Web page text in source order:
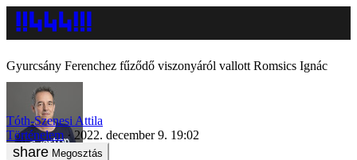
Gyurcsány Ferenchez fűződő viszonyáról vallott Romsics Ignác
Tóth-Szenesi Attila
Történelem
2022. december 9. 19:02
Megosztás